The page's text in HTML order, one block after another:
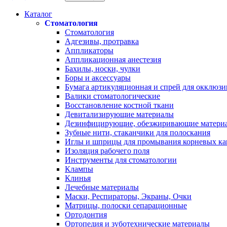
Каталог
Стоматология
Стоматология
Адгезивы, протравка
Аппликаторы
Аппликационная анестезия
Бахилы, носки, чулки
Боры и аксессуары
Бумага артикуляционная и спрей для
Валики стоматологические
Восстановление костной ткани
Девитализирующие материалы
Дезинфицирующие, обезжиривающие
Зубные нити, стаканчики для полоскания
Иглы и шприцы для промывания корневых
Изоляция рабочего поля
Инструменты для стоматологии
Клампы
Клинья
Лечебные материалы
Маски, Респираторы, Экраны, Очки
Матрицы, полоски сепарационные
Ортодонтия
Ортопедия и зуботехнические материалы